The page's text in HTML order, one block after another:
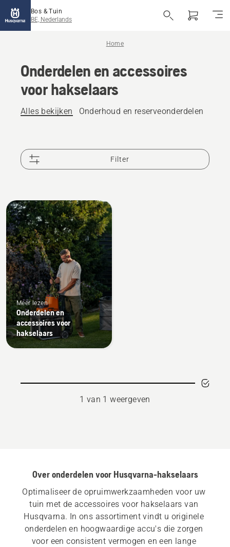
Bos & Tuin
BE, Nederlands
Home
Onderdelen en accessoires
voor hakselaars
Alles bekijken Onderhoud en reserveonderdelen
Filter
Alle
producten
Meer lezen
Onderdelen en
accessoires voor
hakselaars
1 van 1 weergeven
Over onderdelen voor Husqvarna-hakselaars
Optimaliseer de opruimwerkzaamheden voor uw
tuin met de accessoires voor hakselaars van
Husqvarna. In ons assortiment vindt u originele
onderdelen en hoogwaardige accu's die zorgen
voor een consistent vermogen en een lange